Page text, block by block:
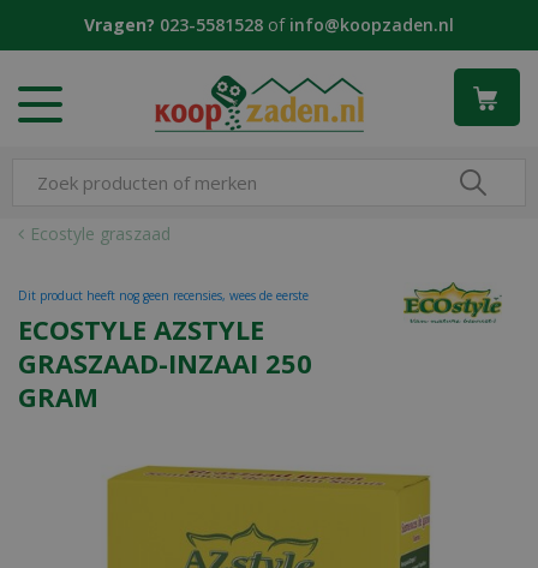
Ecostyle graszaad
Vragen? 023-5581528 of info@koopzaden.nl
ECOSTYLE AZSTYLE
GRASZAAD-INZAAI 250
GRAM
Dit product heeft nog geen recensies, wees de eerste